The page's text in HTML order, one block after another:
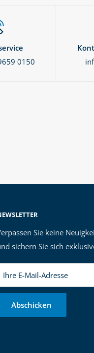
0150
Sie keine
sichern Sie sich
Ihre E-Mail-Adresse
Abschicken